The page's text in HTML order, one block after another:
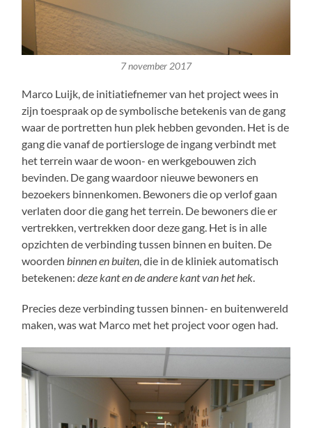
7 november 2017
Marco Luijk, de initiatiefnemer van het project wees in
zijn toespraak op de symbolische betekenis van de gang
waar de portretten hun plek hebben gevonden. Het is de
gang die vanaf de portiersloge de ingang verbindt met
het terrein waar de woon- en werkgebouwen zich
bevinden. De gang waardoor nieuwe bewoners en
bezoekers binnenkomen. Bewoners die op verlof gaan
verlaten door die gang het terrein. De bewoners die er
vertrekken, vertrekken door deze gang. Het is in alle
opzichten de verbinding tussen binnen en buiten. De
woordenbinnen en buiten, die in de kliniek automatisch
betekenen:deze kant en de andere kant van het hek.
Precies deze verbinding tussen binnen- en buitenwereld
maken, was wat Marco met het project voor ogen had.